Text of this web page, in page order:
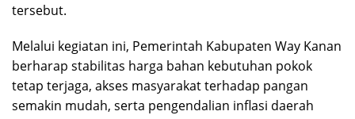
tersebut.
Melalui kegiatan ini, Pemerintah Kabupaten Way Kanan
berharap stabilitas harga bahan kebutuhan pokok
tetap terjaga, akses masyarakat terhadap pangan
semakin mudah, serta pengendalian inflasi daerah